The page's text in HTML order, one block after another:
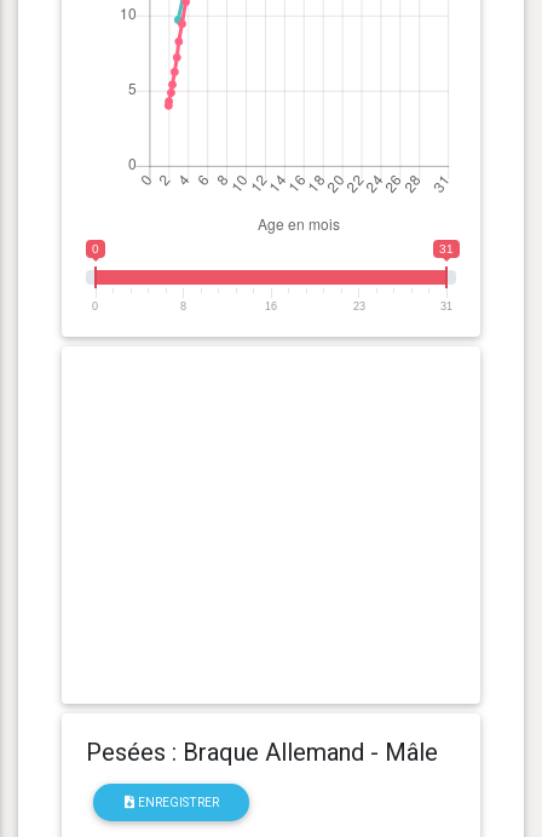
0 31
0 8 16 23 31
Pesées : Braque Allemand - Mâle
ENREGISTRER